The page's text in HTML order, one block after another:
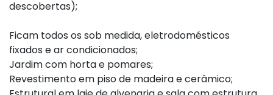
descobertas);
Ficam todos os sob medida, eletrodomésticos
fixados e ar condicionados;
Jardim com horta e pomares;
Revestimento em piso de madeira e cerâmico;